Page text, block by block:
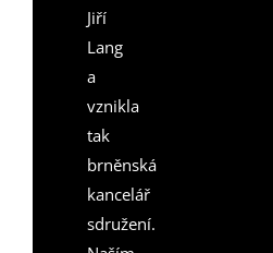
Jiří
Lang
a
vznikla
tak
brněnská
kancelář
sdružení.